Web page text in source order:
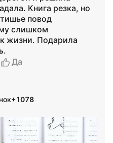
Книга резка, но
повод
слишком
жизни. Подарила
Да
+1078